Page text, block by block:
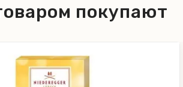
покупают